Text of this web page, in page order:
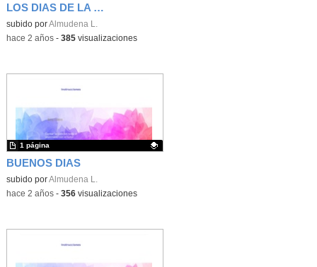
LOS DIAS DE LA SEMANA
Contenido educativo.
subido porAlmudena L.
-hace 2 años- 385visualizaciones
BUENOS DIAS
Contenido educativo.
subido porAlmudena L.
1 página
-hace 2 años- 356visualizaciones